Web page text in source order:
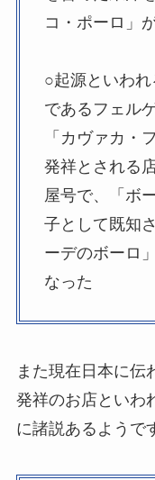
コ・ポーロ」
○起源といわ
であるフェル
「カヴァカ・
発祥とされる
屋号で、「ボ
子として既知
ーデのボーロ
なった
また現在日本に伝
発祥のお店といわ
に諸説あるようで